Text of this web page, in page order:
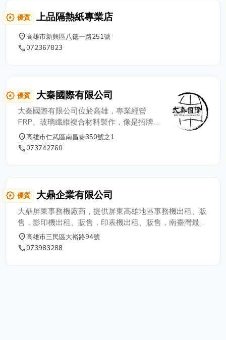
award_star 優質 上品隔熱紙專業店
place高雄市新興區八德一路251號
phone072367823
award_star 優質 大秦國際有限公司
大秦國際有限公司位於高雄，專業經營
FRP、玻璃纖維複合材料製作，像是招牌製
作、藝術裝置、公仔製作等等皆是我們的服
務內容。 我們以其在 FRP製作（纖維強化
務。
place高雄市仁武區南昌巷350號之1
phone073742760
award_star 優質 大鼎企業有限公司
大鼎屏東事務機廠商，提供屏東高雄地區事務機出租、販
售，影印機出租、販售，印表機出租、販售，南臺灣最值
得信任影印機廠商，價格最便宜，服務最快速您放心的選
擇。
place高雄市三民區大裕路94號
phone073983288